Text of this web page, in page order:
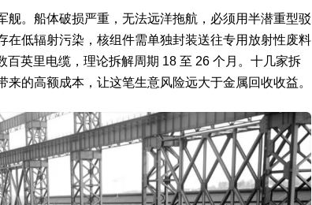
舰。船体破损严重，无法远洋拖航，必须用半潜重型驳
在低辐射污染，核组件需单独封装送往专用放射性废料
英里电缆，理论拆解周期 18 至 26 个月。十几家拆
的高额成本，让这笔生意风险远大于金属回收收益。